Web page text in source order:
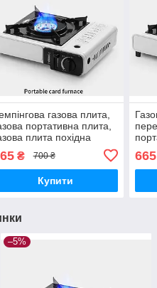
газова плита,
портативна плита,
плита похідна
₴ 700 ₴
Купити
665
–5%